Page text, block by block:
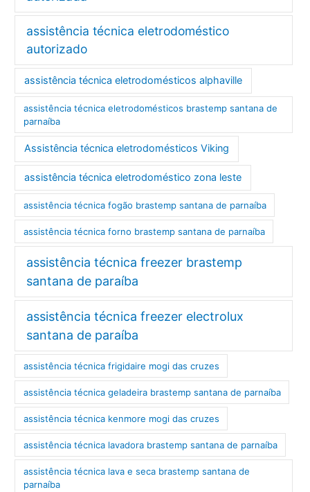
assistência técnica eletrodoméstico
autorizado
assistência técnica eletrodomésticos alphaville
assistência técnica eletrodomésticos brastemp santana de
parnaíba
Assistência técnica eletrodomésticos Viking
assistência técnica eletrodoméstico zona leste
assistência técnica fogão brastemp santana de parnaíba
assistência técnica forno brastemp santana de parnaíba
assistência técnica freezer brastemp
santana de paraíba
assistência técnica freezer electrolux
santana de paraíba
assistência técnica frigidaire mogi das cruzes
assistência técnica geladeira brastemp santana de parnaíba
assistência técnica kenmore mogi das cruzes
assistência técnica lavadora brastemp santana de parnaíba
assistência técnica lava e seca brastemp santana de
parnaíba